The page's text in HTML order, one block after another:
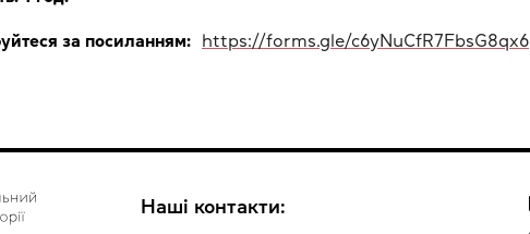
за посиланням: https://forms.gle/c6yNuCfR7FbsG8qx6
Наші контакти: